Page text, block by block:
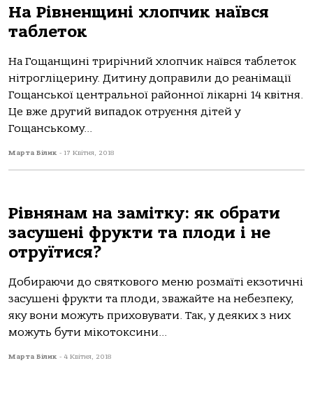
На Рівненщині хлопчик наївся
таблеток
На Гощанщині трирічний хлопчик наївся таблеток
нітрогліцерину. Дитину доправили до реанімації
Гощанської центральної районної лікарні 14 квітня.
Це вже другий випадок отруєння дітей у
Гощанському...
Марта Білик - 17 Квітня, 2018
Рівнянам на замітку: як обрати
засушені фрукти та плоди і не
отруїтися?
Добираючи до святкового меню розмаїті екзотичні
засушені фрукти та плоди, зважайте на небезпеку,
яку вони можуть приховувати. Так, у деяких з них
можуть бути мікотоксини...
Марта Білик - 4 Квітня, 2018